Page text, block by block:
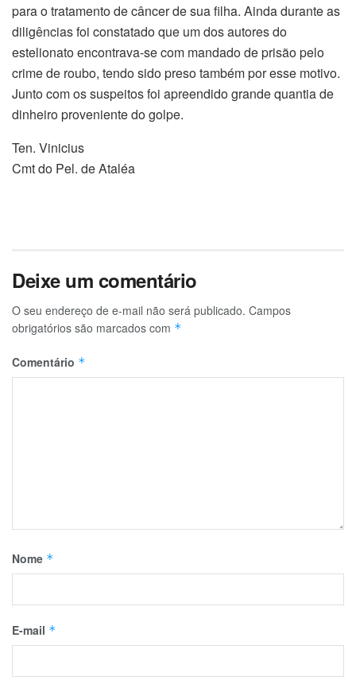
para o tratamento de câncer de sua filha. Ainda durante as
diligências foi constatado que um dos autores do
estelionato encontrava-se com mandado de prisão pelo
crime de roubo, tendo sido preso também por esse motivo.
Junto com os suspeitos foi apreendido grande quantia de
dinheiro proveniente do golpe.
Ten. Vinicius
Cmt do Pel. de Ataléa
Deixe um comentário
O seu endereço de e-mail não será publicado. Campos
obrigatórios são marcados com *
Comentário *
Nome *
E-mail *